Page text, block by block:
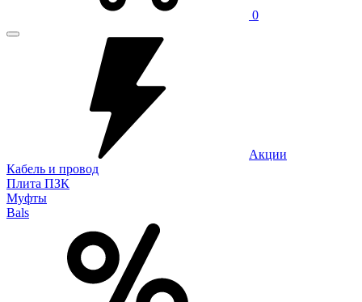
0
Акции
Кабель и провод
Плита ПЗК
Муфты
Bals